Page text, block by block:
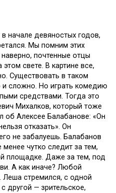
начале девяностых годов,
Мы помним этих
почтенные отцы
свете. В картине все,
Существовать в таком
и сложно. Но играть комедию
средствами. Тогда это
Михалков, который тоже
об Алексее Балабанове: «Он
отказать». Он
не забалуешь. Балабанов
чутко следит за тем,
площадке. Даже за тем, под
А как иначе? Любой
Леша стремился, с одной
другой — зрительское,